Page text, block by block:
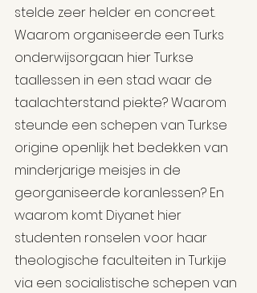
stelde zeer helder en concreet.
Waarom organiseerde een Turks
onderwijsorgaan hier Turkse
taallessen in een stad waar de
taalachterstand piekte? Waarom
steunde een schepen van Turkse
origine openlijk het bedekken van
minderjarige meisjes in de
georganiseerde koranlessen? En
waarom komt Diyanet hier
studenten ronselen voor haar
theologische faculteiten in Turkije
via een socialistische schepen van